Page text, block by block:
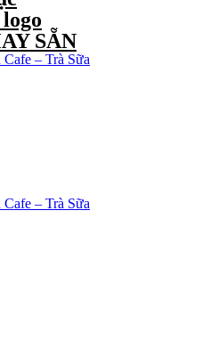
SẴN
– Trà Sữa
– Trà Sữa